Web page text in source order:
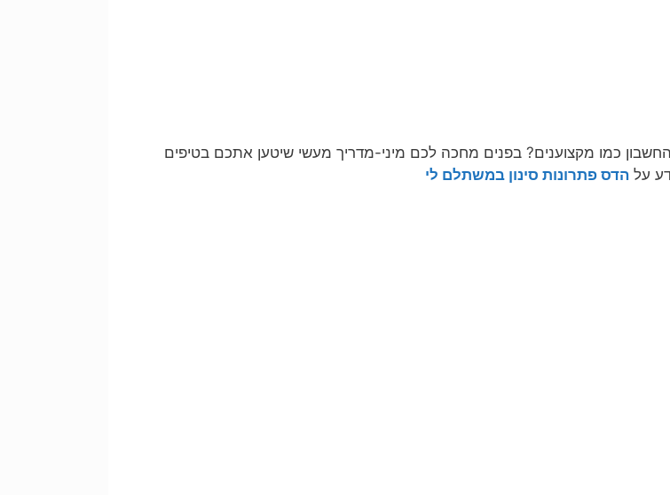
כמו מקצוענים? בפנים מחכה לכם מיני-מדריך מעשי שיטען אתכם בטיפים
על הדס פתרונות סינון במשתלם לי